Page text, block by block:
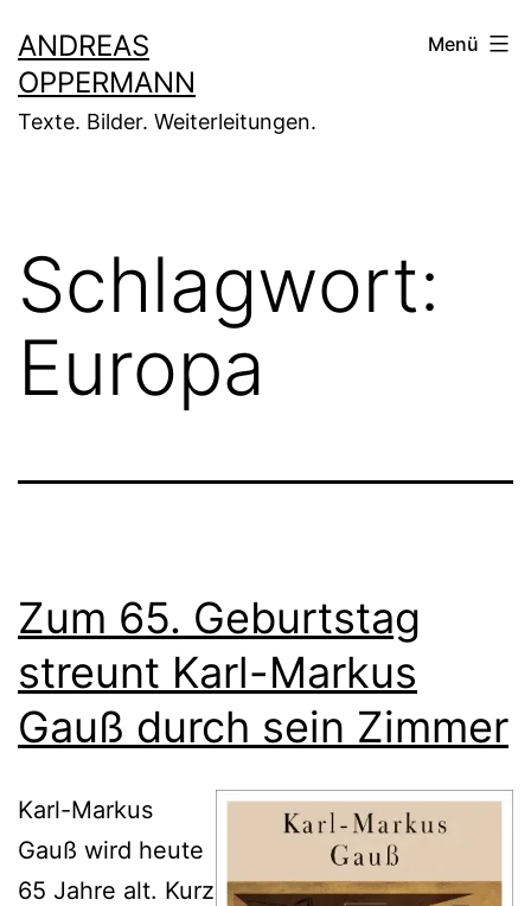
Inhalt
springen
ANDREAS
OPPERMANN
Texte. Bilder. Weiterleitungen.
Menü
Schlagwort:
Europa
Zum 65. Geburtstag
streunt Karl-Markus
Gauß durch sein Zimmer
Karl-Markus
Gauß wird heute
65 Jahre alt. Kurz